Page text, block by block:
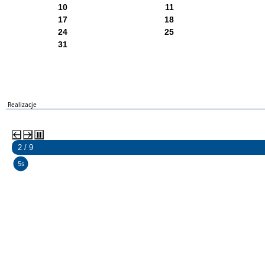
10
11
17
18
24
25
31
Realizacje
2 / 9
5s